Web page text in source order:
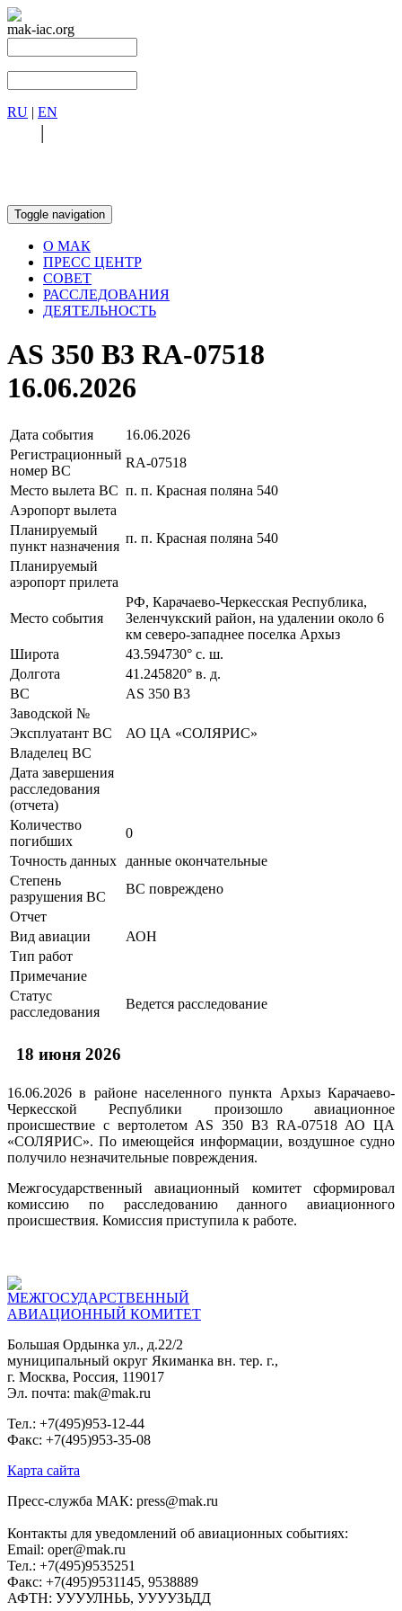
mak-iac.org
RU | EN
|
Toggle navigation
О МАК
ПРЕСС ЦЕНТР
СОВЕТ
РАССЛЕДОВАНИЯ
ДЕЯТЕЛЬНОСТЬ
AS 350 B3 RA-07518
16.06.2026
Дата события
16.06.2026
Регистрационный
номер ВС
RA-07518
Место вылета ВС п. п. Красная поляна 540
Аэропорт вылета
Планируемый
пункт назначения
п. п. Красная поляна 540
Планируемый
аэропорт прилета
Место события
РФ, Карачаево-Черкесская Республика,
Зеленчукский район, на удалении около 6
км северо-западнее поселка Архыз
Широта
43.594730° с. ш.
Долгота
41.245820° в. д.
ВС
AS 350 B3
Заводской №
Эксплуатант ВС
АО ЦА «СОЛЯРИС»
Владелец ВС
Дата завершения
расследования
(отчета)
Количество
погибших
0
Точность данных
данные окончательные
Степень
разрушения ВС
ВС повреждено
Отчет
Вид авиации
АОН
Тип работ
Примечание
Статус
расследования
Ведется расследование
18 июня 2026
16.06.2026 в районе населенного пункта Архыз Карачаево-
Черкесской Республики произошло авиационное
происшествие с вертолетом AS 350 B3 RA-07518 АО ЦА
«СОЛЯРИС». По имеющейся информации, воздушное судно
получило незначительные повреждения.
Межгосударственный авиационный комитет сформировал
комиссию по расследованию данного авиационного
происшествия. Комиссия приступила к работе.
МЕЖГОСУДАРСТВЕННЫЙ
АВИАЦИОННЫЙ КОМИТЕТ
Большая Ордынка ул., д.22/2
муниципальный округ Якиманка вн. тер. г.,
г. Москва, Россия, 119017
Эл. почта: mak@mak.ru
Тел.: +7(495)953-12-44
Факс: +7(495)953-35-08
Карта сайта
Пресс-служба МАК: press@mak.ru
Контакты для уведомлений об авиационных событиях:
Email: oper@mak.ru
Тел.: +7(495)9535251
Факс: +7(495)9531145, 9538889
АФТН: УУУУЛНЬЬ, УУУУЗЬДД